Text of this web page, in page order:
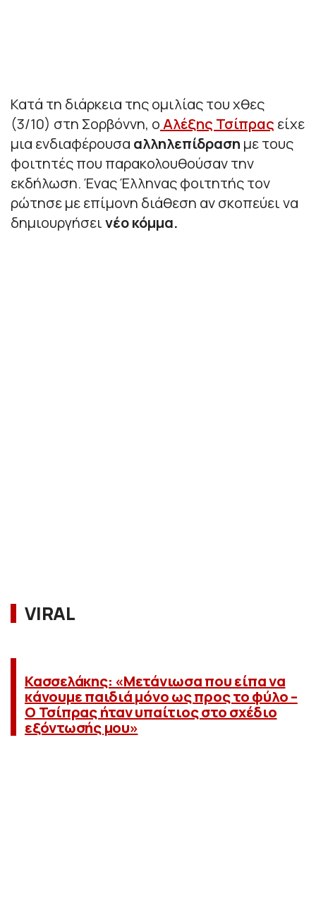
Κατά τη διάρκεια της ομιλίας του χθες
(3/10) στη Σορβόννη, οΑλέξης Τσίπρας είχε
μια ενδιαφέρουσα αλληλεπίδραση με τους
φοιτητές που παρακολουθούσαν την
εκδήλωση. Ένας Έλληνας φοιτητής τον
ρώτησε με επίμονη διάθεση αν σκοπεύει να
δημιουργήσεινέο κόμμα.
VIRAL
Κασσελάκης: «Μετάνιωσα που είπα να
κάνουμε παιδιά μόνο ως προς το φύλο –
Ο Τσίπρας ήταν υπαίτιος στο σχέδιο
εξόντωσής μου»